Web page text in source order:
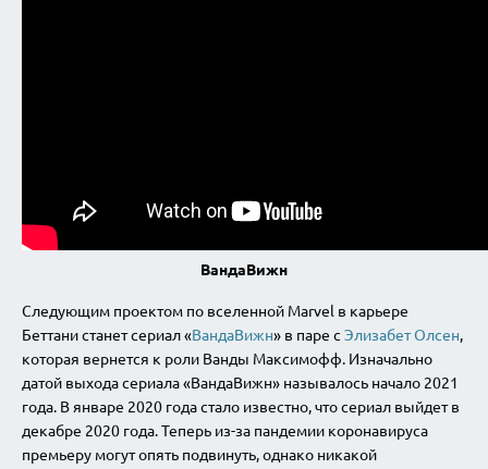
ВандаВижн
Следующим проектом по вселенной Marvel в карьере
Беттани станет сериал «ВандаВижн» в паре с Элизабет Олсен,
которая вернется к роли Ванды Максимофф. Изначально
датой выхода сериала «ВандаВижн» называлось начало 2021
года. В январе 2020 года стало известно, что сериал выйдет в
декабре 2020 года. Теперь из-за пандемии коронавируса
премьеру могут опять подвинуть, однако никакой